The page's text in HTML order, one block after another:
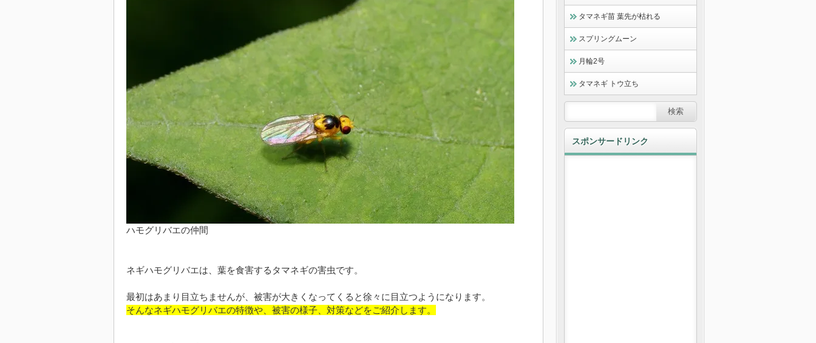
ハモグリバエの仲間
ネギハモグリバエは、葉を食害するタマネギの害虫です。
最初はあまり目立ちませんが、被害が大きくなってくると徐々に目立つようになります。
そんなネギハモグリバエの特徴や、被害の様子、対策などをご紹介します。
タマネギ苗 葉先が枯れる
スプリングムーン
月輪2号
タマネギ トウ立ち
スポンサードリンク